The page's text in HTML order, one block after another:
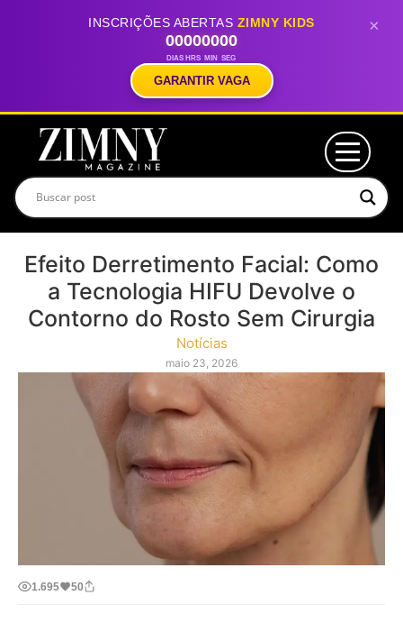
INSCRIÇÕES ABERTAS ZIMNY KIDS
00
DIAS
00
HRS
00
MIN
00
SEG
GARANTIR VAGA
×
Efeito Derretimento Facial: Como
a Tecnologia HIFU Devolve o
Contorno do Rosto Sem Cirurgia
Notícias
maio 23, 2026
1.695 50